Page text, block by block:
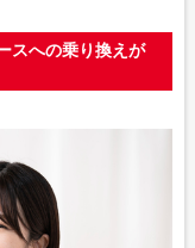
スへの乗り換えが